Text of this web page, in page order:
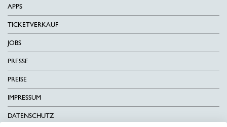
APPS
TICKETVERKAUF
JOBS
PRESSE
PREISE
IMPRESSUM
DATENSCHUTZ